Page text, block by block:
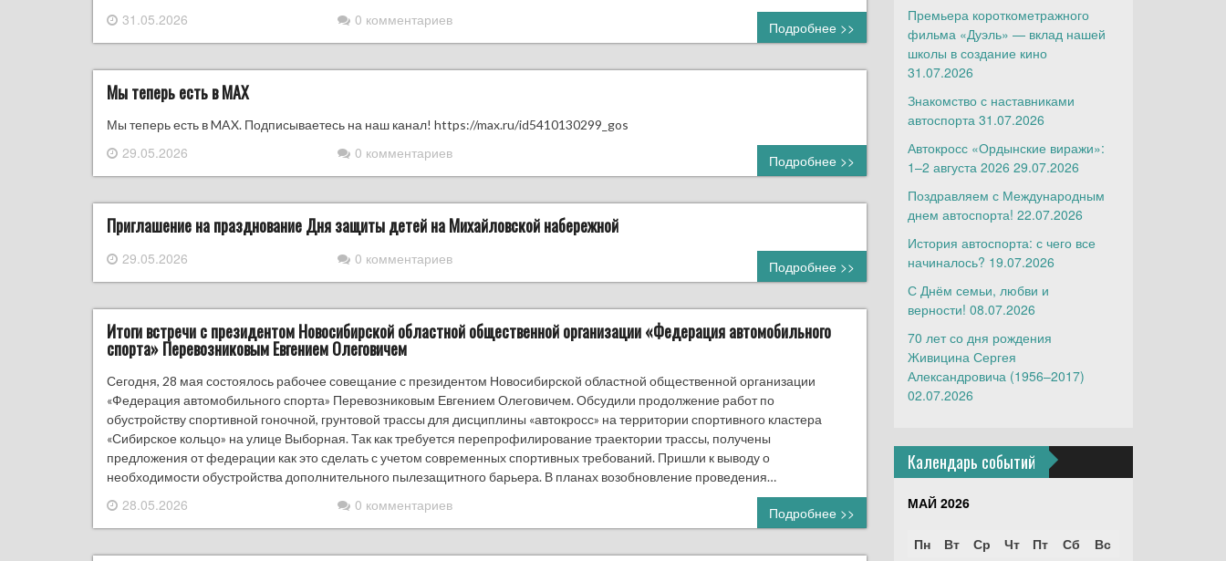
31.05.2026 0 комментариев Подробнее >>
Мы теперь есть в MAX
Мы теперь есть в MAX. Подписываетесь на наш канал! https://max.ru/id5410130299_gos
29.05.2026 0 комментариев Подробнее >>
Приглашение на празднование Дня защиты детей на Михайловской набережной
29.05.2026 0 комментариев Подробнее >>
Итоги встречи с президентом Новосибирской областной общественной организации «Федерация автомобильного
спорта» Перевозниковым Евгением Олеговичем
Сегодня, 28 мая состоялось рабочее совещание с президентом Новосибирской областной общественной организации
«Федерация автомобильного спорта» Перевозниковым Евгением Олеговичем. Обсудили продолжение работ по
обустройству спортивной гоночной, грунтовой трассы для дисциплины «автокросс» на территории спортивного кластера
«Сибирское кольцо» на улице Выборная. Так как требуется перепрофилирование траектории трассы, получены
предложения от федерации как это сделать с учетом современных спортивных требований. Пришли к выводу о
необходимости обустройства дополнительного пылезащитного барьера. В планах возобновление проведения…
28.05.2026 0 комментариев Подробнее >>
Премьера короткометражного
фильма «Дуэль» — вклад нашей
школы в создание кино
31.07.2026
Знакомство с наставниками
автоспорта 31.07.2026
Автокросс «Ордынские виражи»:
1–2 августа 2026 29.07.2026
Поздравляем с Международным
днем автоспорта! 22.07.2026
История автоспорта: с чего все
начиналось? 19.07.2026
С Днём семьи, любви и
верности! 08.07.2026
70 лет со дня рождения
Живицина Сергея
Александровича (1956–2017)
02.07.2026
Календарь событий
МАЙ 2026
Пн Вт Ср Чт Пт Сб Вс